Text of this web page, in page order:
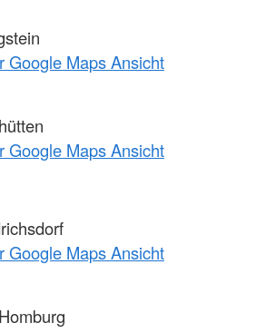
Google Maps Ansicht
Google Maps Ansicht
Google Maps Ansicht